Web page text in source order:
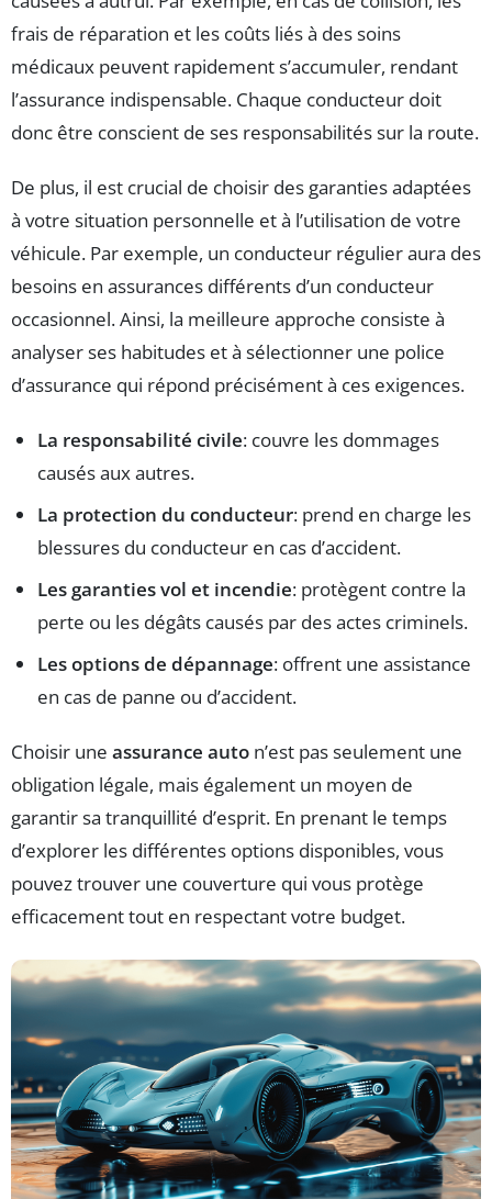
frais de réparation et les coûts liés à des soins
médicaux peuvent rapidement s’accumuler, rendant
l’assurance indispensable. Chaque conducteur doit
donc être conscient de ses responsabilités sur la route.
De plus, il est crucial de choisir des garanties adaptées
à votre situation personnelle et à l’utilisation de votre
véhicule. Par exemple, un conducteur régulier aura des
besoins en assurances différents d’un conducteur
occasionnel. Ainsi, la meilleure approche consiste à
analyser ses habitudes et à sélectionner une police
d’assurance qui répond précisément à ces exigences.
La responsabilité civile: couvre les dommages
causés aux autres.
La protection du conducteur: prend en charge les
blessures du conducteur en cas d’accident.
Les garanties vol et incendie: protègent contre la
perte ou les dégâts causés par des actes criminels.
Les options de dépannage: offrent une assistance
en cas de panne ou d’accident.
Choisir une assurance auto n’est pas seulement une
obligation légale, mais également un moyen de
garantir sa tranquillité d’esprit. En prenant le temps
d’explorer les différentes options disponibles, vous
pouvez trouver une couverture qui vous protège
efficacement tout en respectant votre budget.